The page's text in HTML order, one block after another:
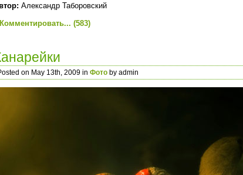
Александр Таборовский
Комментировать... (583)
on May 13th, 2009 in Фото by admin